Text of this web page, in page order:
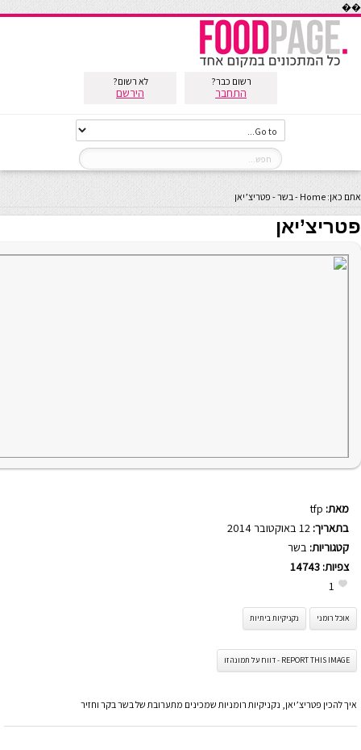
��
רשום כבר?
התחבר
לא רשום?
הירשם
אתם כאן: Home
-בשר- פטריצ’יאן
פטריצ’יאן
מאת: tfp
בתאריך:
קטגוריות: בשר
צפיות: 14743
1
אוכל רומני נקניקיות ביתיות
REPORT THIS IMAGE - דווח על תמונה זו
איך להכין פטריצ’יאן, נקניקיות רומניות שמכינים מתערובת של בשר בקר וחזיר